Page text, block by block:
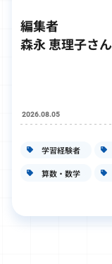
編集者
森永 恵理子さん
2026.08.05
学習経験者
算数・数学